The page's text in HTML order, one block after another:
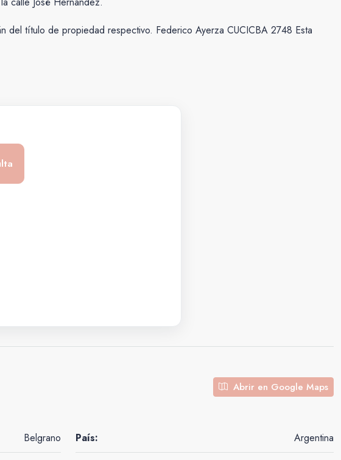
del título de propiedad respectivo. Federico Ayerza CUCICBA 2748 Esta
Abrir en Google Maps
Belgrano País: Argentina